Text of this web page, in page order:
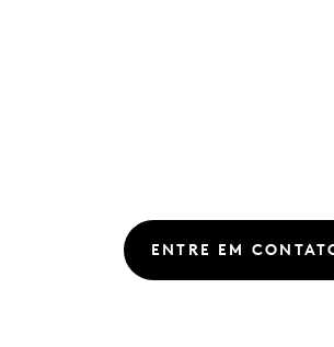
ENTRE EM